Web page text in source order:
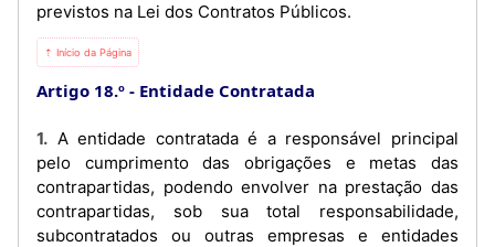
previstos na Lei dos Contratos Públicos.
⇡ Início da Página
Artigo 18.º Entidade Contratada
1. A entidade contratada é a responsável principal
pelo cumprimento das obrigações e metas das
contrapartidas, podendo envolver na prestação das
contrapartidas, sob sua total responsabilidade,
subcontratados ou outras empresas e entidades